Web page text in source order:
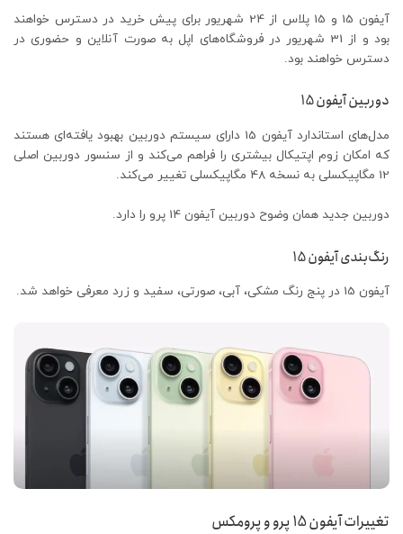
آیفون 15 و 15 پلاس از 24 شهریور برای پیش خرید در دسترس خواهند
بود و از 31 شهریور در فروشگاه‌های اپل به صورت آنلاین و حضوری در
دسترس خواهند بود.
دوربین آیفون 15
مدل‌های استاندارد آیفون 15 دارای سیستم دوربین بهبود یافته‌ای هستند
که امکان زوم اپتیکال بیشتری را فراهم می‌کند و از سنسور دوربین اصلی
12 مگاپیکسلی به نسخه 48 مگاپیکسلی تغییر می‌کند.
دوربین جدید همان وضوح دوربین آیفون 14 پرو را دارد.
رنگ‌بندی آیفون 15
آیفون 15 در پنج رنگ مشکی، آبی، صورتی، سفید و زرد معرفی خواهد شد.
تغییرات آیفون 15 پرو و پرومکس